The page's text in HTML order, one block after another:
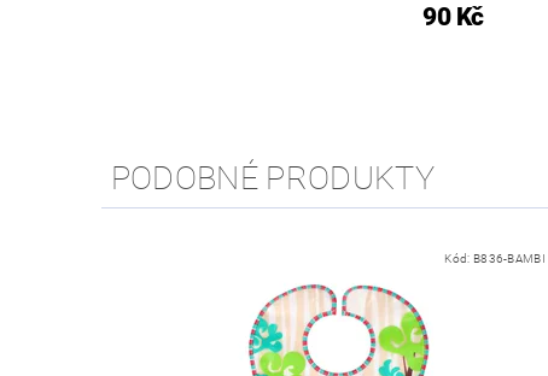
90 Kč
PODOBNÉ PRODUKTY
Kód: B836-BAMBI